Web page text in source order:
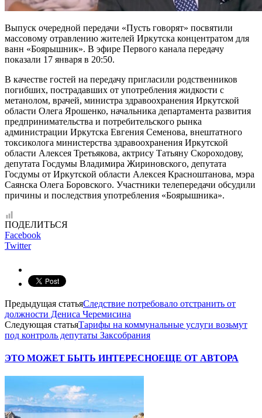
Выпуск очередной передачи «Пусть говорят» посвятили
массовому отравлению жителей Иркутска концентратом для
ванн «Боярышник». В эфире Первого канала передачу
показали 17 января в 20:50.
В качестве гостей на передачу пригласили родственников
погибших, пострадавших от употребления жидкости с
метанолом, врачей, министра здравоохранения Иркутской
области Олега Ярошенко, начальника департамента развития
предпринимательства и потребительского рынка
администрации Иркутска Евгения Семенова, внештатного
токсиколога министерства здравоохранения Иркутской
области Алексея Третьякова, актрису Татьяну Скороходову,
депутата Госдумы Владимира Жириновского, депутата
Госдумы от Иркутской области Алексея Красноштанова, мэра
Саянска Олега Боровского. Участники телепередачи обсудили
причины и последствия употребления «Боярышника».
ПОДЕЛИТЬСЯ
Facebook
Twitter
Предыдущая статьяСледствие потребовало отстранить от
должности Дениса Черемисина
Следующая статьяТарифы на коммунальные услуги возьмут
под контроль депутаты Заксобрания
ЭТО МОЖЕТ БЫТЬ ИНТЕРЕСНОЕЩЕ ОТ АВТОРА